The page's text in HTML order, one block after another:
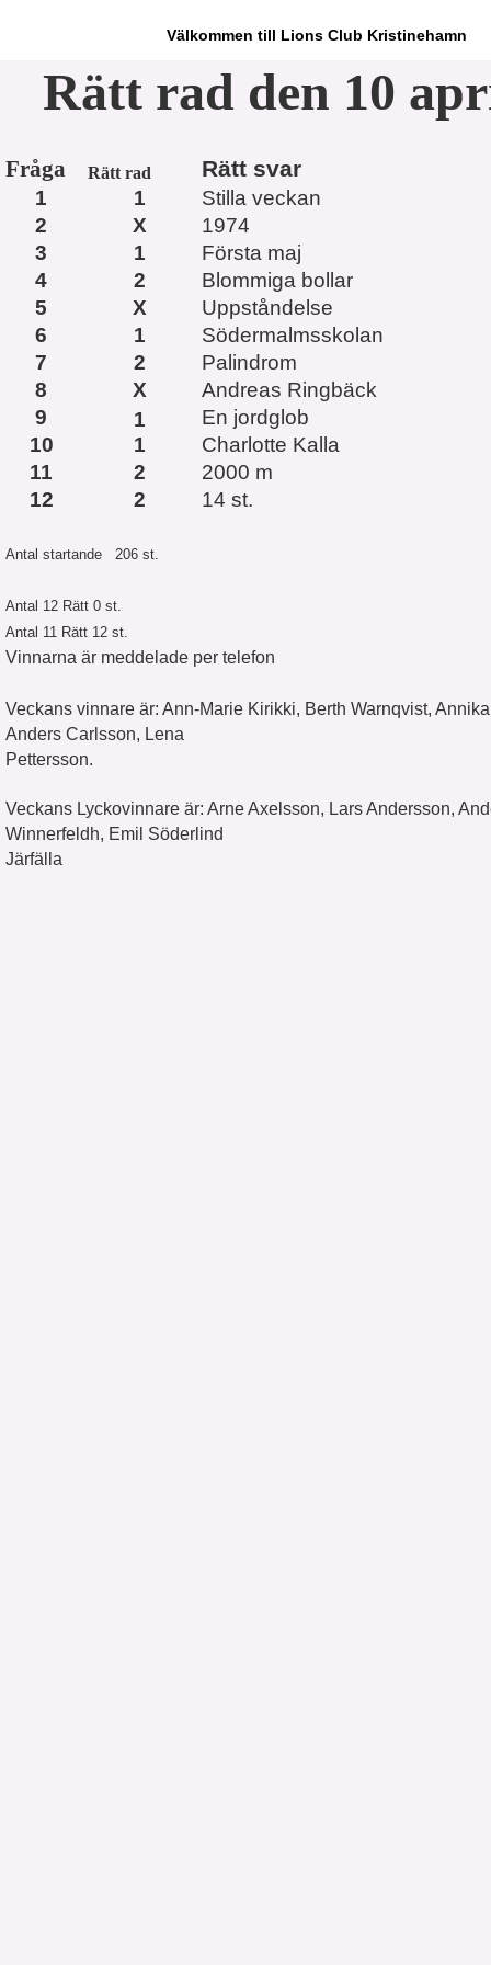
Välkommen till Lions Club Kristinehamn
Rätt rad den 10
Fråga Rätt rad Rätt svar
1 1
Stilla veckan
2
X
1974
3
1
Första maj
4
2
Blommiga bollar
5
X
Uppståndelse
6
1
Södermalmsskolan
7
2
Palindrom
8
X
Andreas Ringbäck
9
1
En jordglob
10
1
Charlotte Kalla
11
2
2000 m
12
2 14 st.
Antal startande 206 st.
Antal 12 Rätt 0 st.
Antal 11 Rätt 12 st.
Vinnarna är meddelade per telefon
Veckans vinnare är: Ann-Marie Kirikki, Berth Warnqvist,
Anders Carlsson, Lena
Veckans Lyckovinnare är: Arne Axelsson, Lars Andersson,
Winnerfeldh, Emil Söderlind